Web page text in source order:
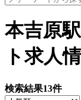
本吉原駅
ト求人
検索結果13件